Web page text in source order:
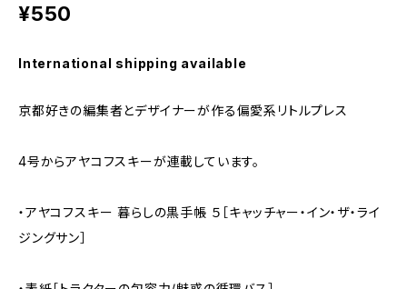
¥550
International shipping available
京都好きの編集者とデザイナーが作る偏愛系リトルプレス
4号からアヤコフスキーが連載しています。
・アヤコフスキー 暮らしの黒手帳 ５［キャッチャー・イン・ザ・ライ
ジングサン］